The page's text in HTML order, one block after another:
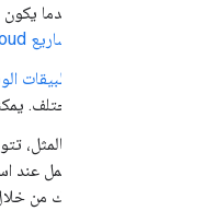
عندما
مشاريع Google Cloud ومساحات التخزين السحابي المشتركة
تطبيقات
مختلف.
وبالمثل،
العمل
ذلك من